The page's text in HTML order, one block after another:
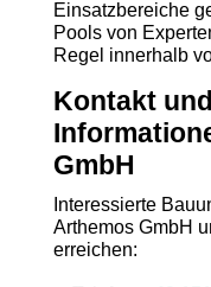
Einsatzbereiche
Pools von
Regel innerhalb
Kontakt
GmbH
Interessierte
Arthemos GmbH
erreichen: